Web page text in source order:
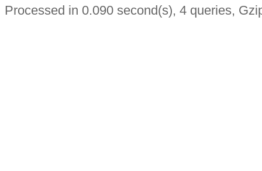
Processed in 0.090 second(s), 4 queries,